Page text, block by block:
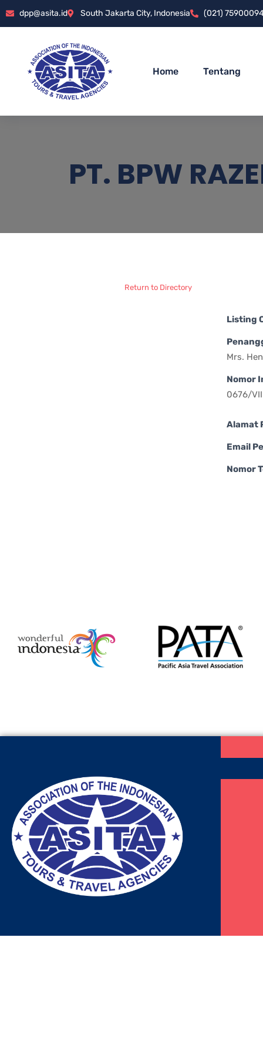
dpp@asita.id South Jakarta City, Indonesia (021)
Home Tentang
PT. BPW
Return to Directory
Listing
Mrs.
Nomor
0676/
Alamat
Email
Nomor